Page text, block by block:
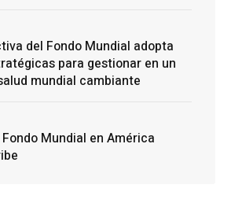
del Fondo Mundial adopta
para gestionar en un
mundial cambiante
Mundial en América